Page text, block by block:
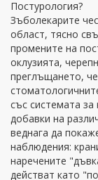
Постурология?
Зъболекарите
област, тясно
промените на
оклузията,
преглъщането,
със системата
добавки на
веднага да
наблюдения:
наречените
действат като